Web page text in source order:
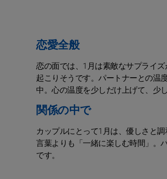
恋愛全般
恋の面では、1月は素敵なサプライ
起こりそうです。パートナーとの温
中。心の温度を少しだけ上げて、少
関係の中で
カップルにとって1月は、優しさと
言葉よりも「一緒に楽しむ時間」。
です。